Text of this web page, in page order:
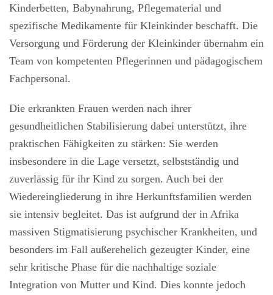
Kinderbetten, Babynahrung, Pflegematerial und
spezifische Medikamente für Kleinkinder beschafft. Die
Versorgung und Förderung der Kleinkinder übernahm ein
Team von kompetenten Pflegerinnen und pädagogischem
Fachpersonal.
Die erkrankten Frauen werden nach ihrer
gesundheitlichen Stabilisierung dabei unterstützt, ihre
praktischen Fähigkeiten zu stärken: Sie werden
insbesondere in die Lage versetzt, selbstständig und
zuverlässig für ihr Kind zu sorgen. Auch bei der
Wiedereingliederung in ihre Herkunftsfamilien werden
sie intensiv begleitet. Das ist aufgrund der in Afrika
massiven Stigmatisierung psychischer Krankheiten, und
besonders im Fall außerehelich gezeugter Kinder, eine
sehr kritische Phase für die nachhaltige soziale
Integration von Mutter und Kind. Dies konnte jedoch